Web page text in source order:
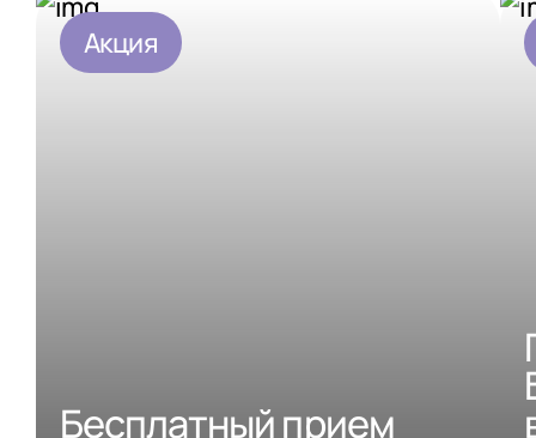
Акция
Бесплатный прием